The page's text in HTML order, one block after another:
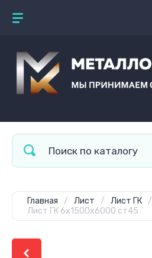
Главная / Лист / Лист ГК
/
Лист ГК 6х1500х6000 ст45